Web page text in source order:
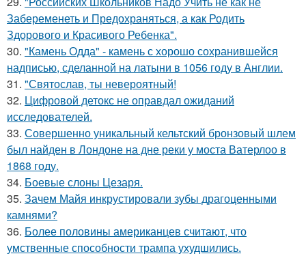
Забеременеть и Предохраняться, а как Родить
Здорового и Красивого Ребенка".
30. "Камень Одда" - камень с хорошо сохранившейся
надписью, сделанной на латыни в 1056 году в Англии.
31. "Святослав, ты невероятный!
32. Цифровой детокс не оправдал ожиданий
исследователей.
33. Совершенно уникальный кельтский бронзовый шлем
был найден в Лондоне на дне реки у моста Ватерлоо в
1868 году.
34. Боевые слоны Цезаря.
35. Зачем Майя инкрустировали зубы драгоценными
камнями?
36. Более половины американцев считают, что
умственные способности трампа ухудшились.